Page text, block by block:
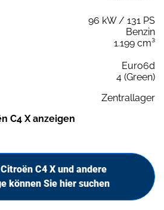
96 kW / 131 PS
Benzin
1.199 cm³
Euro6d
4 (Green)
Zentrallager
C4 X anzeigen
C4 X und andere
können Sie hier suchen